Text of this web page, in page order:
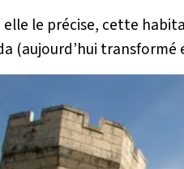
elle le précise, cette
(aujourd’hui